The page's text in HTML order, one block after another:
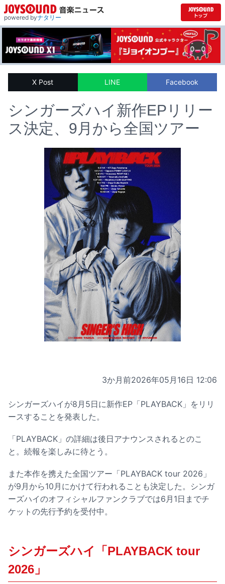
powered byナタリー
X Post LINE Facebook
シンガーズハイ新作EPリリー
ス決定、9月から全国ツアー
3か月前2026年05月16日 12:06
シンガーズハイが8月5日に新作EP「PLAYBACK」をリリ
ースすることを発表した。
「PLAYBACK」の詳細は後日アナウンスされるとのこ
と。続報を楽しみに待とう。
また本作を携えた全国ツアー「PLAYBACK tour 2026」
が9月から10月にかけて行われることも決定した。シンガ
ーズハイのオフィシャルファンクラブでは6月1日までチ
ケットの先行予約を受付中。
シンガーズハイ「PLAYBACK tour
2026」